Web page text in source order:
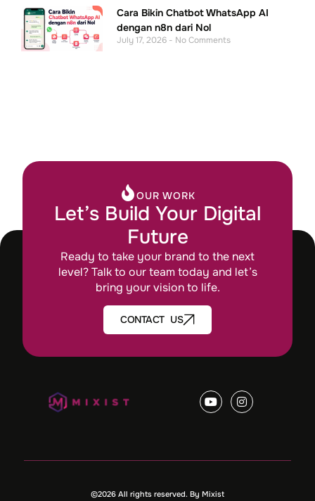
Cara Bikin Chatbot WhatsApp AI
dengan n8n dari Nol
July 17, 2026 No Comments
OUR WORK
Let’s Build Your Digital
Future
Ready to take your brand to the next
level? Talk to our team today and let’s
bring your vision to life.
CONTACT US
©2026 All rights reserved. By Mixist